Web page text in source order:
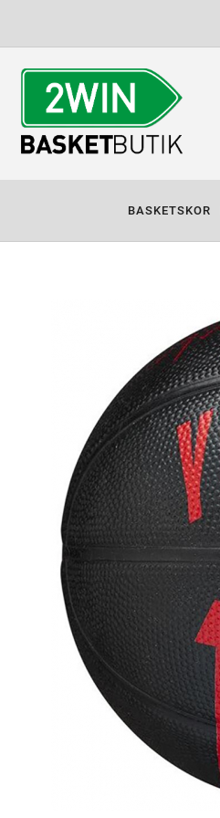
BASKETSKOR